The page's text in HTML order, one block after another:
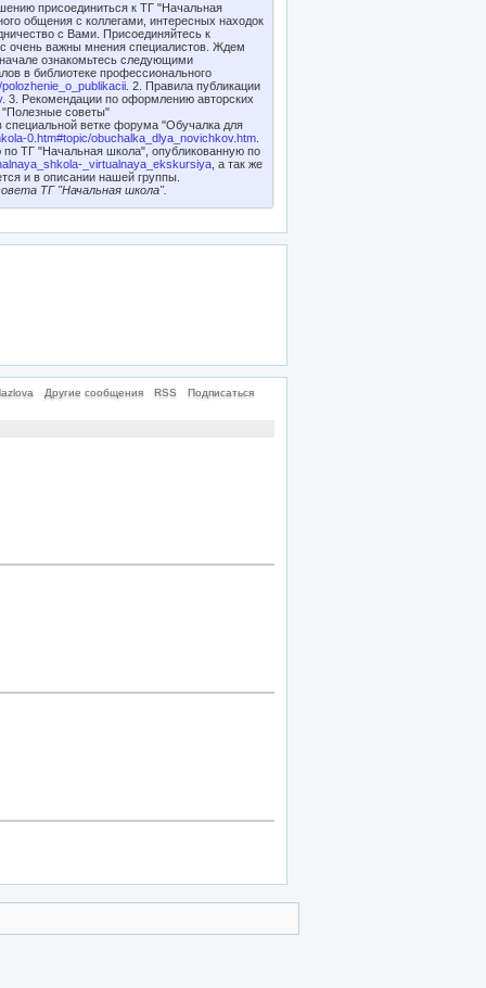
присоединиться к ТГ "Начальная
общения с коллегами, интересных находок
с Вами. Присоединяйтесь к
очень важны мнения специалистов. Ждем
ознакомьтесь следующими
в библиотеке профессионального
. 2. Правила публикации
. 3. Рекомендации по оформлению авторских
"Полезные советы"
специальной ветке форума "Обучалка для
0.htm#topic/obuchalka_dlya_novichkov.htm
ТГ "Начальная школа", опубликованную по
_virtualnaya_ekskursiya , а так же
и в описании нашей группы.
ТГ "Начальная школа".
Другие сообщения RSS Подписаться